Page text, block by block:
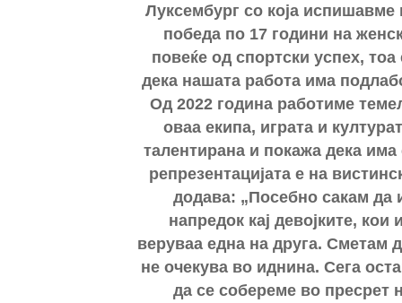
Луксембург со која испишавме
победа по 17 години на
повеќе од спортски успех,
дека нашата работа има
Од 2022 година работиме
оваа екипа, играта и
талентирана и покажа дека има
репрезентацијата е на
додава: „Посебно сакам да
напредок кај девојките,
веруваа една на друга. Сметам
не очекува во иднина. Сега
да се собереме во пресрет